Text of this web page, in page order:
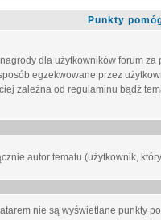
Punkty
dla użytkowników forum
egzekwowane przez
zależna od regulaminu bądź
autor tematu (użytkownik,
nie są wyświetlane punkty